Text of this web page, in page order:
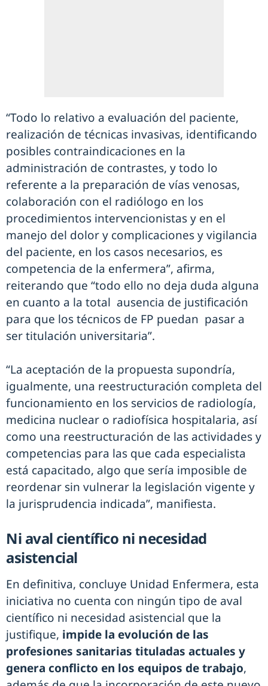
“Todo lo relativo a evaluación del paciente,
realización de técnicas invasivas, identificando
posibles contraindicaciones en la
administración de contrastes, y todo lo
referente a la preparación de vías venosas,
colaboración con el radiólogo en los
procedimientos intervencionistas y en el
manejo del dolor y complicaciones y vigilancia
del paciente, en los casos necesarios, es
competencia de la enfermera”, afirma,
reiterando que “todo ello no deja duda alguna
en cuanto a la total ausencia de justificación
para que los técnicos de FP puedan pasar a
ser titulación universitaria”.
“La aceptación de la propuesta supondría,
igualmente, una reestructuración completa del
funcionamiento en los servicios de radiología,
medicina nuclear o radiofísica hospitalaria, así
como una reestructuración de las actividades y
competencias para las que cada especialista
está capacitado, algo que sería imposible de
reordenar sin vulnerar la legislación vigente y
la jurisprudencia indicada”, manifiesta.
Ni aval científico ni necesidad
asistencial
En definitiva, concluye Unidad Enfermera, esta
iniciativa no cuenta con ningún tipo de aval
científico ni necesidad asistencial que la
justifique, impide la evolución de las
profesiones sanitarias tituladas actuales y
genera conflicto en los equipos de trabajo,